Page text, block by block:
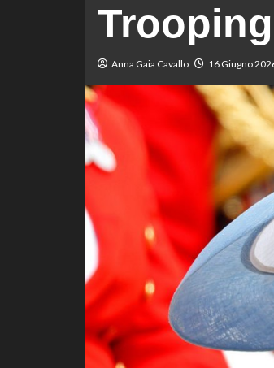
Anna Gaia Cavallo 16 Giugno